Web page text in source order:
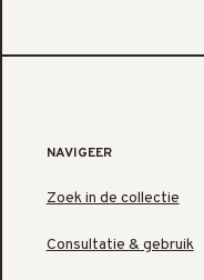
NAVIGEER
Zoek in de collectie
Consultatie & gebruik